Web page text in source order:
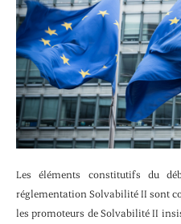
Les éléments constitutifs du
réglementation Solvabilité II sont
les promoteurs de Solvabilité II